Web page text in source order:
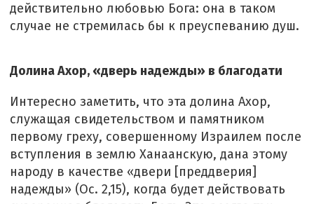
действительно любовью Бога: она в таком
случае не стремилась бы к преуспеванию душ.
Долина Ахор, «дверь надежды» в благодати
Интересно заметить, что эта долина Ахор,
служащая свидетельством и памятником
первому греху, совершенному Израилем после
вступления в землю Ханаанскую, дана этому
народу в качестве «двери [преддверия]
надежды» (Ос. 2,15), когда будет действовать